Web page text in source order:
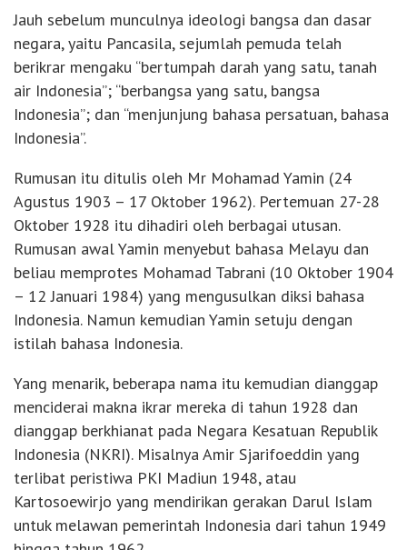
Jauh sebelum munculnya ideologi bangsa dan dasar
negara, yaitu Pancasila, sejumlah pemuda telah
berikrar mengaku “bertumpah darah yang satu, tanah
air Indonesia”; “berbangsa yang satu, bangsa
Indonesia”; dan “menjunjung bahasa persatuan, bahasa
Indonesia”.
Rumusan itu ditulis oleh Mr Mohamad Yamin (24
Agustus 1903 – 17 Oktober 1962). Pertemuan 27-28
Oktober 1928 itu dihadiri oleh berbagai utusan.
Rumusan awal Yamin menyebut bahasa Melayu dan
beliau memprotes Mohamad Tabrani (10 Oktober 1904
– 12 Januari 1984) yang mengusulkan diksi bahasa
Indonesia. Namun kemudian Yamin setuju dengan
istilah bahasa Indonesia.
Yang menarik, beberapa nama itu kemudian dianggap
menciderai makna ikrar mereka di tahun 1928 dan
dianggap berkhianat pada Negara Kesatuan Republik
Indonesia (NKRI). Misalnya Amir Sjarifoeddin yang
terlibat peristiwa PKI Madiun 1948, atau
Kartosoewirjo yang mendirikan gerakan Darul Islam
untuk melawan pemerintah Indonesia dari tahun 1949